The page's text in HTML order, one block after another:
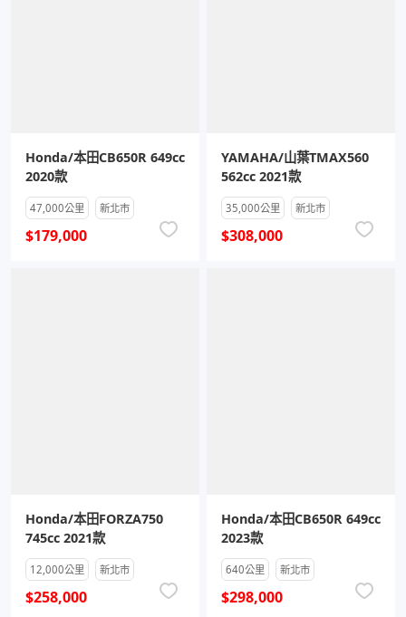
Honda/本田CB650R 649cc
2020款
47,000公里 新北市
$179,000
YAMAHA/山葉TMAX560
562cc 2021款
35,000公里 新北市
$308,000
Honda/本田FORZA750
745cc 2021款
12,000公里 新北市
$258,000
Honda/本田CB650R 649cc
2023款
640公里 新北市
$298,000